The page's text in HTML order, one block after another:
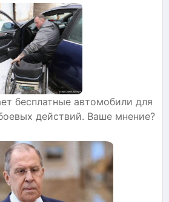
бесплатные автомобили для
действий. Ваше мнение?